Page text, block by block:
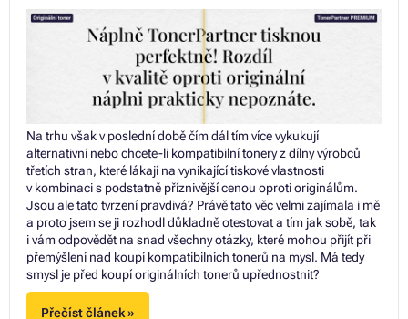
Na trhu však v poslední době čím dál tím více vykukují
alternativní nebo chcete-li kompatibilní tonery z dílny výrobců
třetích stran, které lákají na vynikající tiskové vlastnosti
v kombinaci s podstatně příznivější cenou oproti originálům.
Jsou ale tato tvrzení pravdivá? Právě tato věc velmi zajímala i mě
a proto jsem se ji rozhodl důkladně otestovat a tím jak sobě, tak
i vám odpovědět na snad všechny otázky, které mohou přijít při
přemýšlení nad koupí kompatibilních tonerů na mysl. Má tedy
smysl je před koupí originálních tonerů upřednostnit?
Přečíst článek »